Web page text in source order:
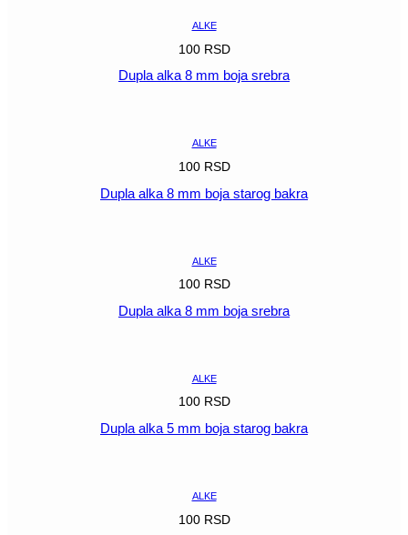
ALKE
100 RSD
Dupla alka 8 mm boja srebra
ALKE
100 RSD
Dupla alka 8 mm boja starog bakra
ALKE
100 RSD
Dupla alka 8 mm boja srebra
ALKE
100 RSD
Dupla alka 5 mm boja starog bakra
ALKE
100 RSD